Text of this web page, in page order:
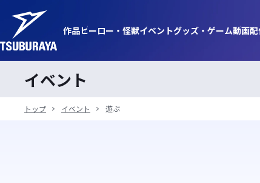
作品ヒーロー・ 怪獣イベントグッズ・ ゲーム動画
イベント
トップ イベント 遊ぶ